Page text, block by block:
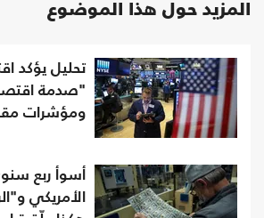
المزيد حول هذا الموضوع
تحليل يؤكد
"صدمة
ومؤشرات
أسوأ ربع
الأمريكي